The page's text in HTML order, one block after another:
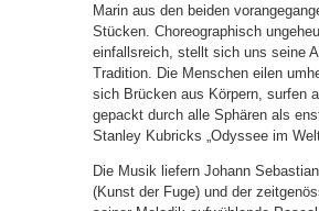
Marin aus den beiden
Stücken. Choreographisch
einfallsreich, stellt sich uns seine
Tradition. Die Menschen eilen
sich Brücken aus Körpern, surfen
gepackt durch alle Sphären als
Stanley Kubricks „Odyssee im
Die Musik liefern Johann
(Kunst der Fuge) und der